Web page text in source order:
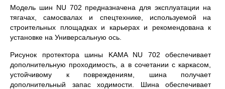
Модель шин NU 702 предназначена для эксплуатации на
тягачах, самосвалах и спецтехнике, используемой на
строительных площадках и карьерах и рекомендована к
установке на Универсальную ось.
Рисунок протектора шины KAMA NU 702 обеспечивает
дополнительную проходимость, а в сочетании с каркасом,
устойчивому к повреждениям, шина получает
дополнительный запас ходимости. Шина обеспечивает